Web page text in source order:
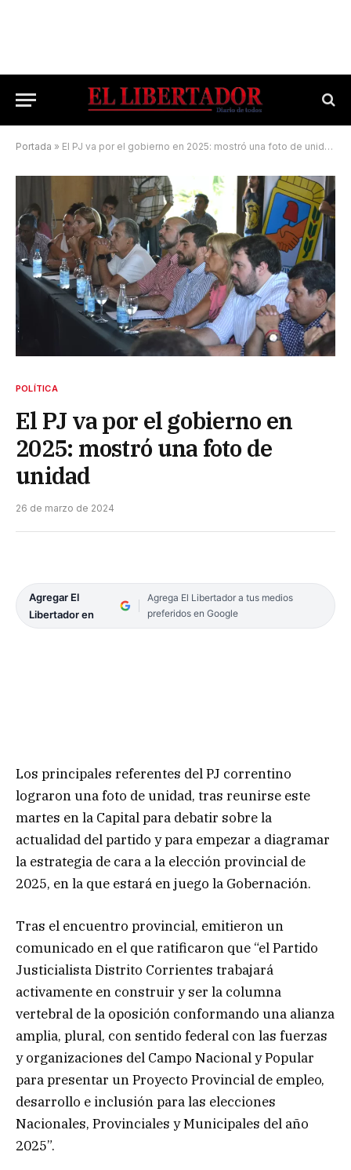
Portada » El PJ va por el gobierno en 2025: mostró una foto de unidad
POLÍTICA
El PJ va por el gobierno en
2025: mostró una foto de
unidad
26 de marzo de 2024
Agregar El
Libertador en
Agrega El Libertador a tus medios
preferidos en Google
Los principales referentes del PJ correntino
lograron una foto de unidad, tras reunirse este
martes en la Capital para debatir sobre la
actualidad del partido y para empezar a diagramar
la estrategia de cara a la elección provincial de
2025, en la que estará en juego la Gobernación.
Tras el encuentro provincial, emitieron un
comunicado en el que ratificaron que “el Partido
Justicialista Distrito Corrientes trabajará
activamente en construir y ser la columna
vertebral de la oposición conformando una alianza
amplia, plural, con sentido federal con las fuerzas
y organizaciones del Campo Nacional y Popular
para presentar un Proyecto Provincial de empleo,
desarrollo e inclusión para las elecciones
Nacionales, Provinciales y Municipales del año
2025”.